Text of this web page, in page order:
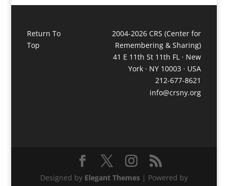
Return To
Top
2004-2026 CRS (Center for
Remembering & Sharing)
41 E 11th St 11th FL · New
York · NY 10003 · USA
212-677-8621
info@crsny.org
Designed by Elegant Themes| Powered by